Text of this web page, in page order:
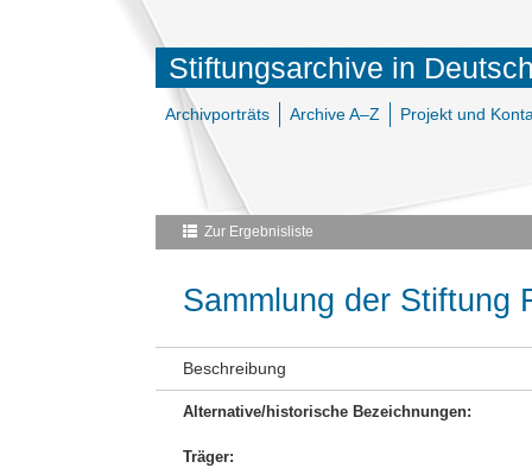
Stiftungsarchive in
Archivporträts Archive A–Z Projekt und
Zur Ergebnisliste
Sammlung der Stiftung
Beschreibung
Alternative/historische Bezeichnungen:
Träger: